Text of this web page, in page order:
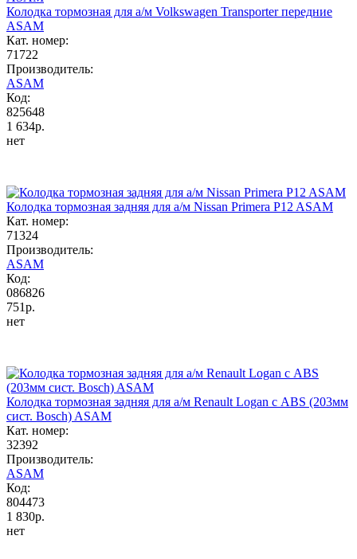
Колодка тормозная для а/м Volkswagen Transporter передние
ASAM
Кат. номер:
71722
Производитель:
ASAM
Код:
825648
1 634р.
нет
Колодка тормозная задняя для а/м Nissan Primera P12 ASAM
Кат. номер:
71324
Производитель:
ASAM
Код:
086826
751р.
нет
Колодка тормозная задняя для а/м Renault Logan с ABS (203мм
сист. Bosch) ASAM
Кат. номер:
32392
Производитель:
ASAM
Код:
804473
1 830р.
нет